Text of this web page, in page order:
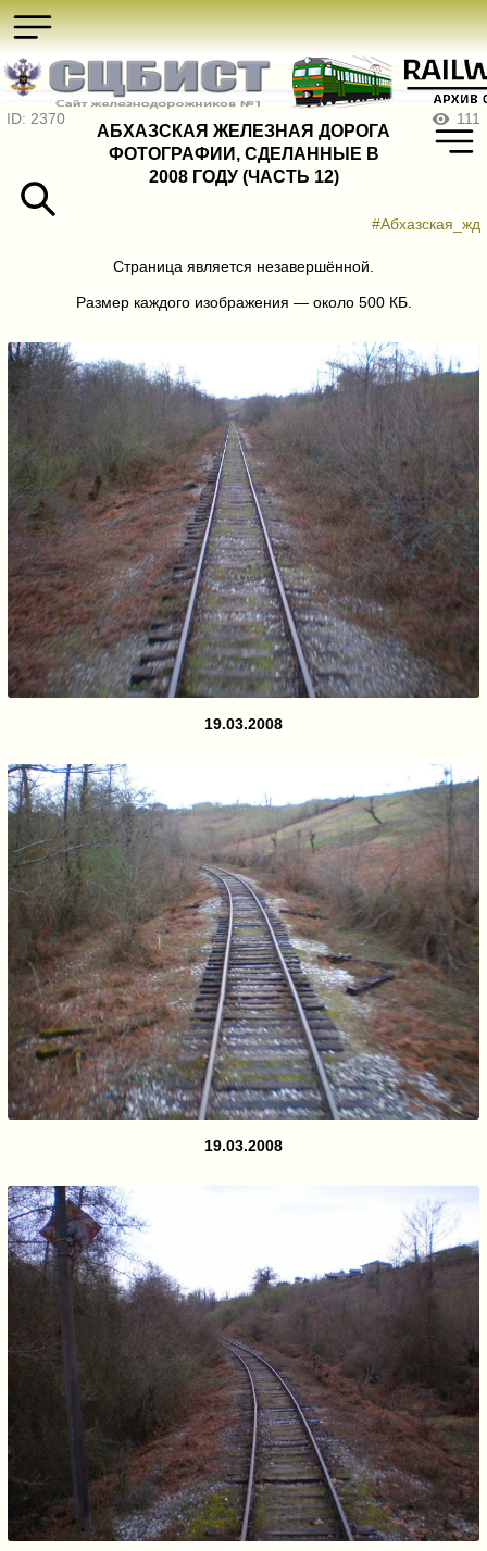
ID: 2370
АБХАЗСКАЯ ЖЕЛЕЗНАЯ ДОРОГА
ФОТОГРАФИИ, СДЕЛАННЫЕ В
2008 ГОДУ (ЧАСТЬ 12)
111
#Абхазская_жд
Страница является незавершённой.
Размер каждого изображения — около 500 КБ.
19.03.2008
19.03.2008